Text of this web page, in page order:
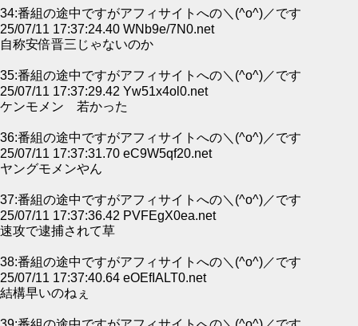
34:番組の途中ですがアフィサイトへの＼(^o^)／です
25/07/11 17:37:24.40 WNb9e/7N0.net
自称安倍晋三じゃないのか
35:番組の途中ですがアフィサイトへの＼(^o^)／です
25/07/11 17:37:29.42 Yw51x4ol0.net
ケンモメン 若かった
36:番組の途中ですがアフィサイトへの＼(^o^)／です
25/07/11 17:37:31.70 eC9W5qf20.net
ヤングモメンやん
37:番組の途中ですがアフィサイトへの＼(^o^)／です
25/07/11 17:37:36.42 PVFEgX0ea.net
速攻で逮捕されて草
38:番組の途中ですがアフィサイトへの＼(^o^)／です
25/07/11 17:37:40.64 eOEfIALT0.net
結構早いのねぇ